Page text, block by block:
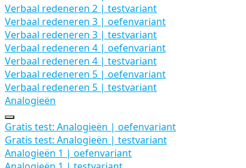
Verbaal redeneren 2 | testvariant
Verbaal redeneren 3 | oefenvariant
Verbaal redeneren 3 | testvariant
Verbaal redeneren 4 | oefenvariant
Verbaal redeneren 4 | testvariant
Verbaal redeneren 5 | oefenvariant
Verbaal redeneren 5 | testvariant
Analogieën
Uitbreiden
Analogieën
Gratis test: Analogieën | oefenvariant
Gratis test: Analogieën | testvariant
Analogieën 1 | oefenvariant